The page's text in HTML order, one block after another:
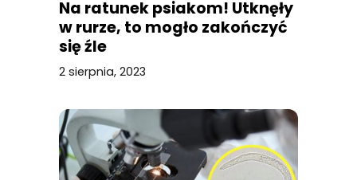
Na ratunek psiakom! Utknęły
w rurze, to mogło zakończyć
się źle
2 sierpnia, 2023